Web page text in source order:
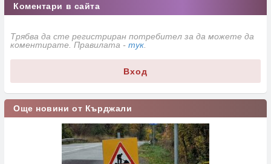
Коментари в сайта
Трябва да сте регистриран потребител за да можете да
коментирате. Правилата - тук
Вход
Още новини от Кърджали